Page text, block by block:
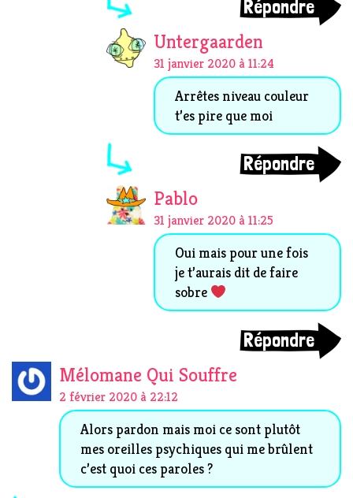
Répondre
Untergaarden
31 janvier 2020 à 11:24
Arrêtes niveau couleur
t’es pire que moi
Répondre
Pablo
31 janvier 2020 à 11:25
Oui mais pour une fois
je t’aurais dit de faire
sobre
Répondre
Mélomane Qui Souffre
2 février 2020 à 22:12
Alors pardon mais moi ce sont plutôt
mes oreilles psychiques qui me brûlent
c’est quoi ces paroles ?